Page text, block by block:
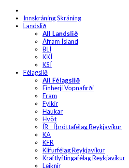
InnskráningSkráning
Landslið
All Landslið
Áfram Ísland
BLÍ
KKÍ
KSÍ
Félagslið
All Félagslið
Einherji Vopnafirði
Fram
Fylkir
Haukar
Hvöt
ÍR - Íþróttafélag Reykjavíkur
KA
KFR
Klifurfélag Reykjavíkur
Kraftlyftingafélag Reykjavíkur
Leiknir